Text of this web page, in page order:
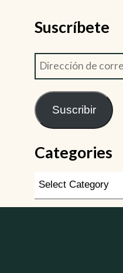
Suscríbete
Suscribir
Categories